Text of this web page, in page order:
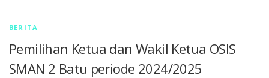
BERITA
Pemilihan Ketua dan Wakil Ketua OSIS
SMAN 2 Batu periode 2024/2025